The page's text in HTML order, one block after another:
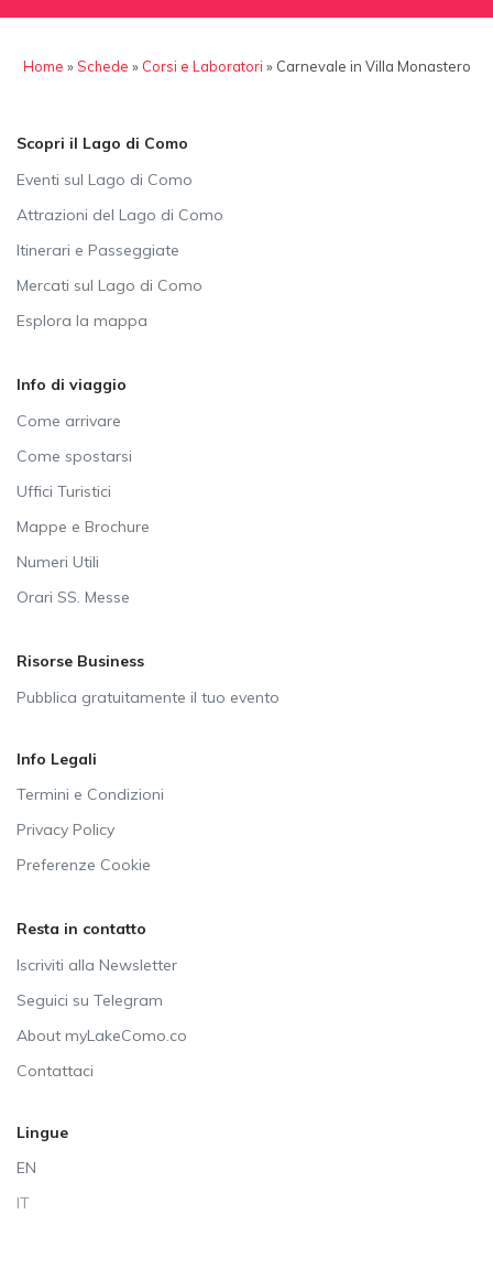
Home »Schede » Corsi e Laboratori » Carnevale in Villa Monastero
Scopri il Lago di Como
Eventi sul Lago di Como
Attrazioni del Lago di Como
Itinerari e Passeggiate
Mercati sul Lago di Como
Esplora la mappa
Info di viaggio
Come arrivare
Come spostarsi
Uffici Turistici
Mappe e Brochure
Numeri Utili
Orari SS. Messe
Risorse Business
Pubblica gratuitamente il tuo evento
Info Legali
Termini e Condizioni
Privacy Policy
Preferenze Cookie
Resta in contatto
Iscriviti alla Newsletter
Seguici su Telegram
About myLakeComo.co
Contattaci
Lingue
EN
IT